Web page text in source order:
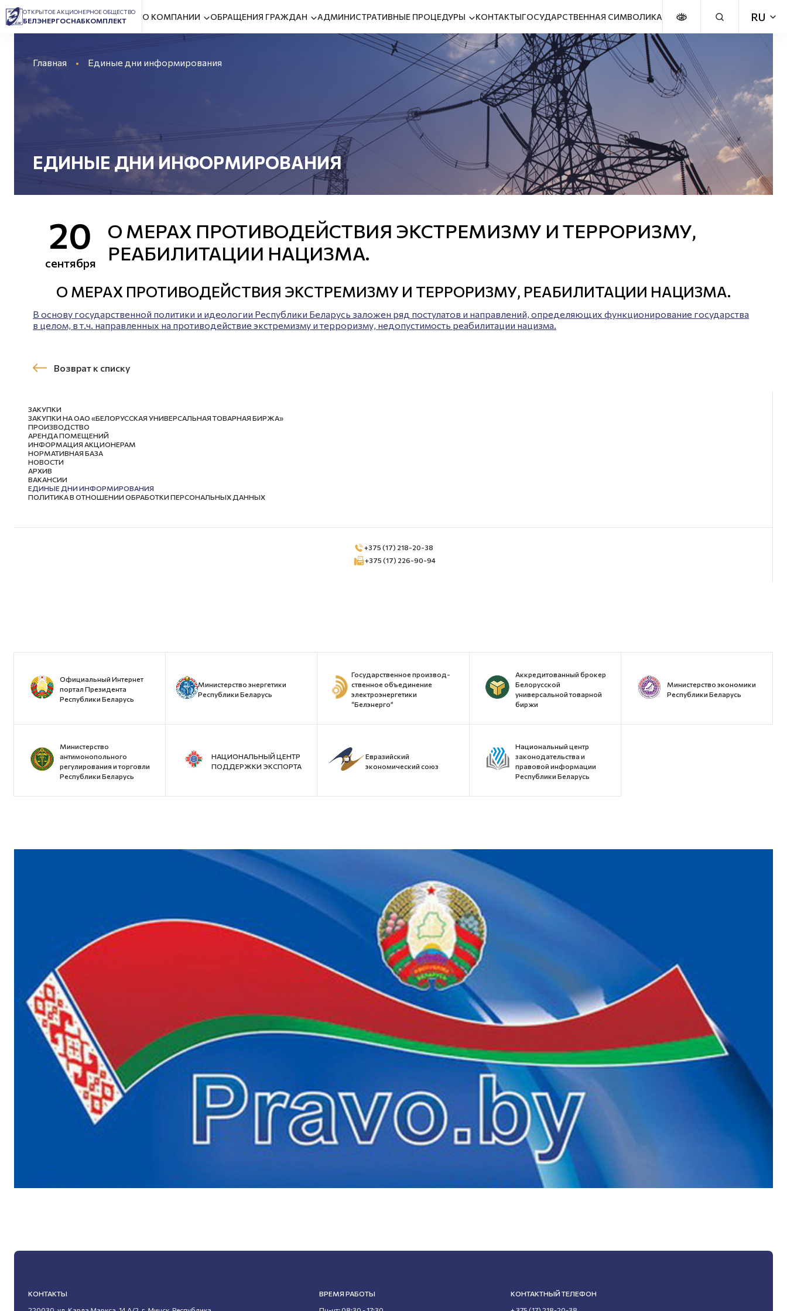
ОТКРЫТОЕ АКЦИОНЕРНОЕ ОБЩЕСТВО
БЕЛЭНЕРГОСНАБКОМПЛЕКТ О КОМПАНИИ ОБРАЩЕНИЯ ГРАЖДАН АДМИНИСТРАТИВНЫЕ ПРОЦЕДУРЫ КОНТАКТЫГОСУДАРСТВЕННАЯ СИМВОЛИКА
Главная Единые дни информирования
ЕДИНЫЕ ДНИ ИНФОРМИРОВАНИЯ
20
сентября
О МЕРАХ ПРОТИВОДЕЙСТВИЯ ЭКСТРЕМИЗМУ И ТЕРРОРИЗМУ,
РЕАБИЛИТАЦИИ НАЦИЗМА.
О МЕРАХ ПРОТИВОДЕЙСТВИЯ ЭКСТРЕМИЗМУ И ТЕРРОРИЗМУ, РЕАБИЛИТАЦИИ НАЦИЗМА.
В основу государственной политики и идеологии Республики Беларусь заложен ряд постулатов и направлений, определяющих функционирование государства
в целом, в т.ч. направленных на противодействие экстремизму и терроризму, недопустимость реабилитации нацизма.
Возврат к списку
ЗАКУПКИ
ЗАКУПКИ НА ОАО «БЕЛОРУССКАЯ УНИВЕРСАЛЬНАЯ ТОВАРНАЯ БИРЖА»
ПРОИЗВОДСТВО
АРЕНДА ПОМЕЩЕНИЙ
ИНФОРМАЦИЯ АКЦИОНЕРАМ
НОРМАТИВНАЯ БАЗА
НОВОСТИ
АРХИВ
ВАКАНСИИ
ЕДИНЫЕ ДНИ ИНФОРМИРОВАНИЯ
ПОЛИТИКА В ОТНОШЕНИИ ОБРАБОТКИ ПЕРСОНАЛЬНЫХ ДАННЫХ
+375 (17) 218-20-38
+375 (17) 226-90-94
Официальный Интернет
портал Президента
Республики Беларусь
Министерство энергетики
Республики Беларусь
Государственное производ-
ственное объединение
электроэнергетики
“Белэнерго”
Аккредитованный брокер
Белорусской
универсальной товарной
биржи
Министерство экономики
Республики Беларусь
Министерство
антимонопольного
регулирования и торговли
Республики Беларусь
НАЦИОНАЛЬНЫЙ ЦЕНТР
ПОДДЕРЖКИ ЭКСПОРТА
Евразийский
экономический союз
Национальный центр
законодательства и
правовой информации
Республики Беларусь
КОНТАКТЫ
ВРЕМЯ РАБОТЫ
КОНТАКТНЫЙ ТЕЛЕФОН